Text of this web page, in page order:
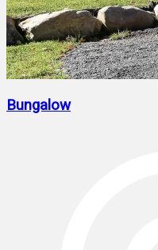
Bungalow